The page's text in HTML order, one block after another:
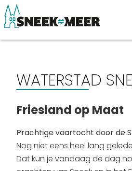
Over Sneek
Uitgelicht
Praktische informatie
Toeristische informatie
Bezienswaardigheden
WATERSTAD
Friesland op Maat
Prachtige vaartocht door de
Nog niet eens heel lang
Dat kun je vandaag de dag